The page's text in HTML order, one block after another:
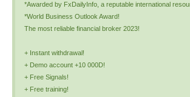
*Awarded by FxDailyInfo, a reputable international
*World Business Outlook Award!
The most reliable financial broker 2023!
+ Instant withdrawal!
+ Demo account +10 000D!
+ Free Signals!
+ Free training!